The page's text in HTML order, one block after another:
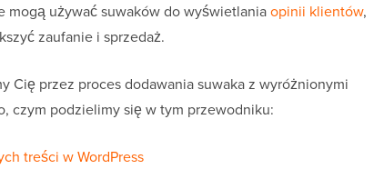
mogą używać suwaków do wyświetlaniaopinii klientów,
zaufanie i sprzedaż.
Cię przez proces dodawania suwaka z wyróżnionymi
czym podzielimy się w tym przewodniku:
treści w WordPress